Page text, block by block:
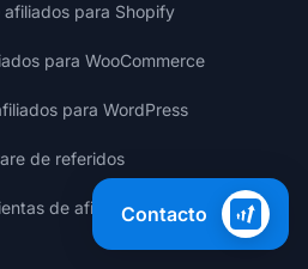
para Shopify
para WooCommerce
para WordPress
de referidos
de afiliadosContacto